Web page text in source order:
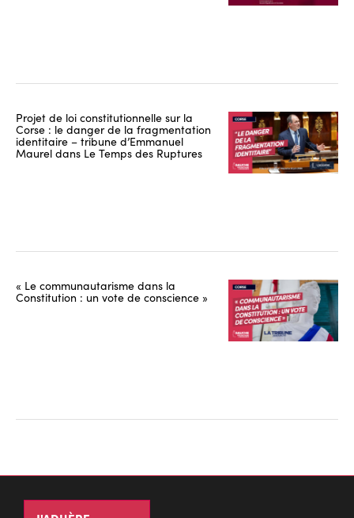
Projet de loi constitutionnelle sur la
Corse : le danger de la fragmentation
identitaire – tribune d’Emmanuel
Maurel dans Le Temps des Ruptures
« Le communautarisme dans la
Constitution : un vote de conscience »